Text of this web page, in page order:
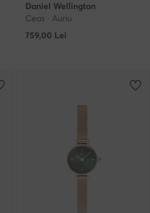
Daniel Wellington
Ceas · Auriu
759,00 Lei